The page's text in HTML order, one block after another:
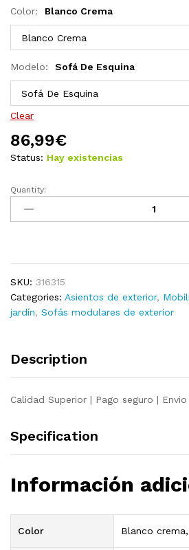
Color: Blanco Crema
Modelo: Sofá De Esquina
Clear
86,99€
Status: Hay existencias
Mesa
jardín
acacia
64x64x29
cm
Quantity:
SKU: 316315
Categories: Asientos de exterior,
jardín, Sofás modulares de exterior
Description
Calidad Superior | Pago seguro | Envio
Specification
Información
Color Blanco